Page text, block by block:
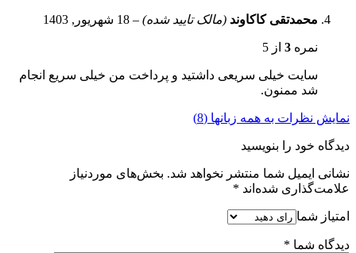
محمدتقی کاکاوند (مالک تایید شده) – 18 شهریور, 1403
نمره 3 از 5
سایت خیلی سریعی داشتید و پرداخت من خیلی سریع انجام
شد ممنون.
نمایش نظرات به همه زبانها (8)
دیدگاه خود را بنویسید
نشانی ایمیل شما منتشر نخواهد شد. بخش‌های موردنیاز
علامت‌گذاری شده‌اند *
امتیاز شما
دیدگاه شما *